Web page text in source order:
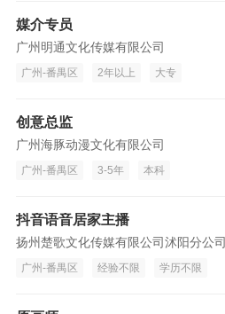
媒介专员
广州明通文化传媒有限公司
广州-番禺区 2年以上 大专
创意总监
广州海豚动漫文化有限公司
广州-番禺区 3-5年 本科
抖音语音居家主播
扬州楚歌文化传媒有限公司沭阳分公司
广州-番禺区 经验不限 学历不限